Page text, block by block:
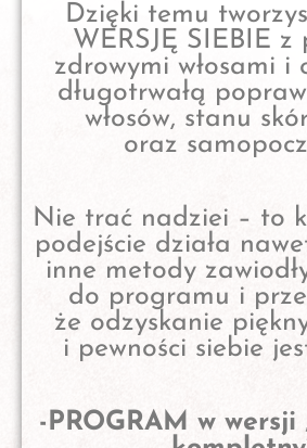
Dzięki temu
WERSJĘ SIEBIE z
zdrowymi włosami i
długotrwałą
włosów, stanu
oraz
Nie trać nadziei – to
podejście działa
inne metody
do programu i
że odzyskanie
i pewności siebie
-PROGRAM w wersji